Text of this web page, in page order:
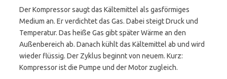
Der Kompressor saugt das Kältemittel als gasförmiges
Medium an. Er verdichtet das Gas. Dabei steigt Druck und
Temperatur. Das heiße Gas gibt später Wärme an den
Außenbereich ab. Danach kühlt das Kältemittel ab und wird
wieder flüssig. Der Zyklus beginnt von neuem. Kurz:
Kompressor ist die Pumpe und der Motor zugleich.